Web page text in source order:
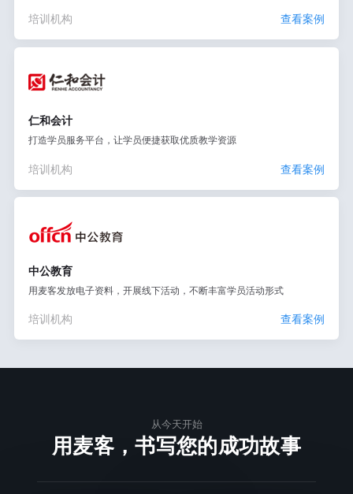
培训机构 查看案例
仁和会计
打造学员服务平台，让学员便捷获取优质教学资源
培训机构 查看案例
中公教育
用麦客发放电子资料，开展线下活动，不断丰富学员活动形式
培训机构 查看案例
从今天开始
用麦客，书写您的成功故事